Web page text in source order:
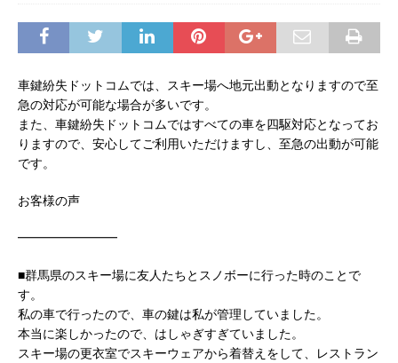
車鍵紛失ドットコムでは、スキー場へ地元出動となりますので至
急の対応が可能な場合が多いです。
また、車鍵紛失ドットコムではすべての車を四駆対応となってお
りますので、安心してご利用いただけますし、至急の出動が可能
です。
お客様の声
━━━━━━━━
■群馬県のスキー場に友人たちとスノボーに行った時のことで
す。
私の車で行ったので、車の鍵は私が管理していました。
本当に楽しかったので、はしゃぎすぎていました。
スキー場の更衣室でスキーウェアから着替えをして、レストラン